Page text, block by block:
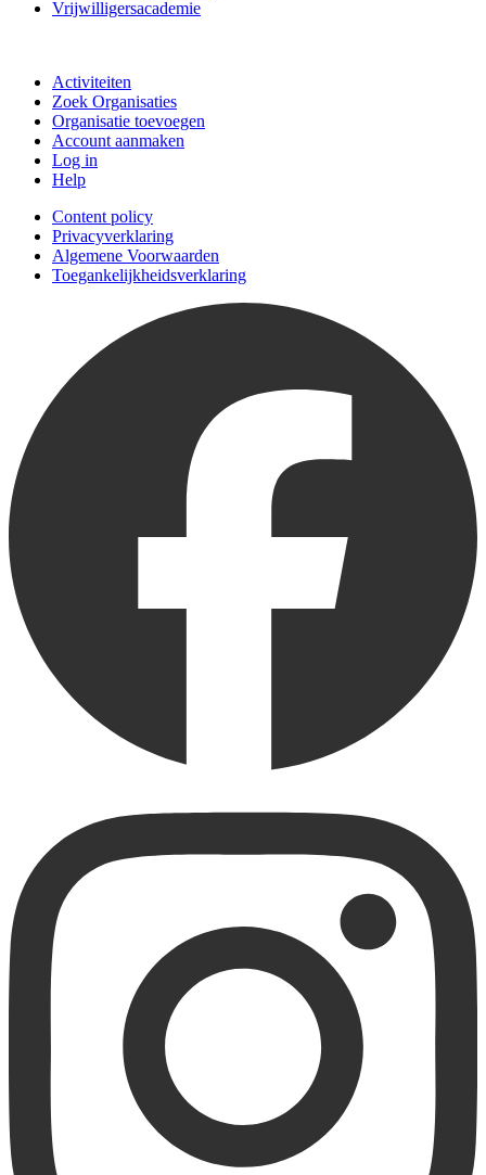
Vrijwilligersacademie
Activiteiten
Zoek Organisaties
Organisatie toevoegen
Account aanmaken
Log in
Help
Content policy
Privacyverklaring
Algemene Voorwaarden
Toegankelijkheidsverklaring